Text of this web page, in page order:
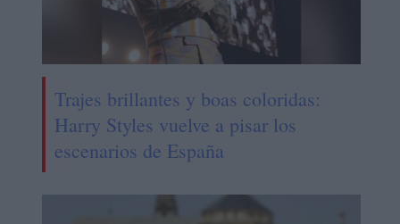
Trajes brillantes y boas coloridas:
Harry Styles vuelve a pisar los
escenarios de España